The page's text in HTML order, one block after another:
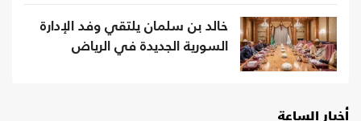
خالد بن سلمان يلتقي وفد الإدارة
السورية الجديدة في الرياض
أخبار الساعة